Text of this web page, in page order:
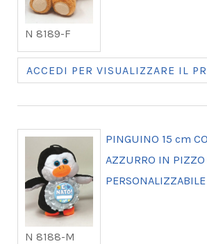
N 8189-F
ACCEDI PER VISUALIZZARE IL
N 8188-M
PINGUINO 15 cm
AZZURRO IN PIZZO